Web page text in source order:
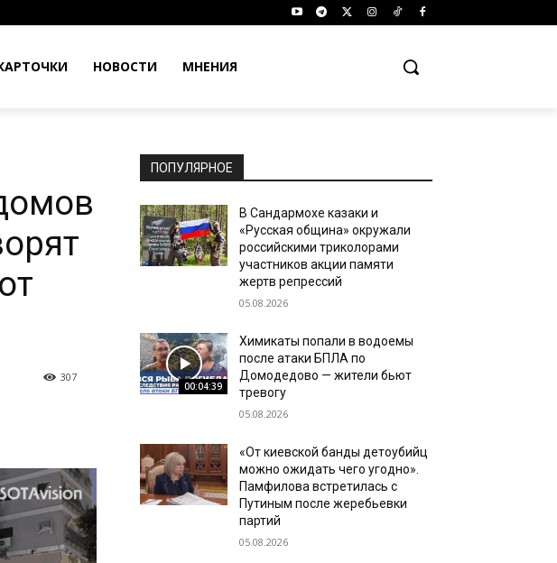
НОВОСТИ МНЕНИЯ
307
ПОПУЛЯРНОЕ
В Сандармохе казаки и
«Русская община» окружали
российскими триколорами
участников акции памяти
жертв репрессий
05.08.2026
00:04:39
Химикаты попали в водоемы
после атаки БПЛА по
Домодедово — жители бьют
тревогу
05.08.2026
«От киевской банды детоубийц
можно ожидать чего угодно».
Памфилова встретилась с
Путиным после жеребьевки
партий
05.08.2026